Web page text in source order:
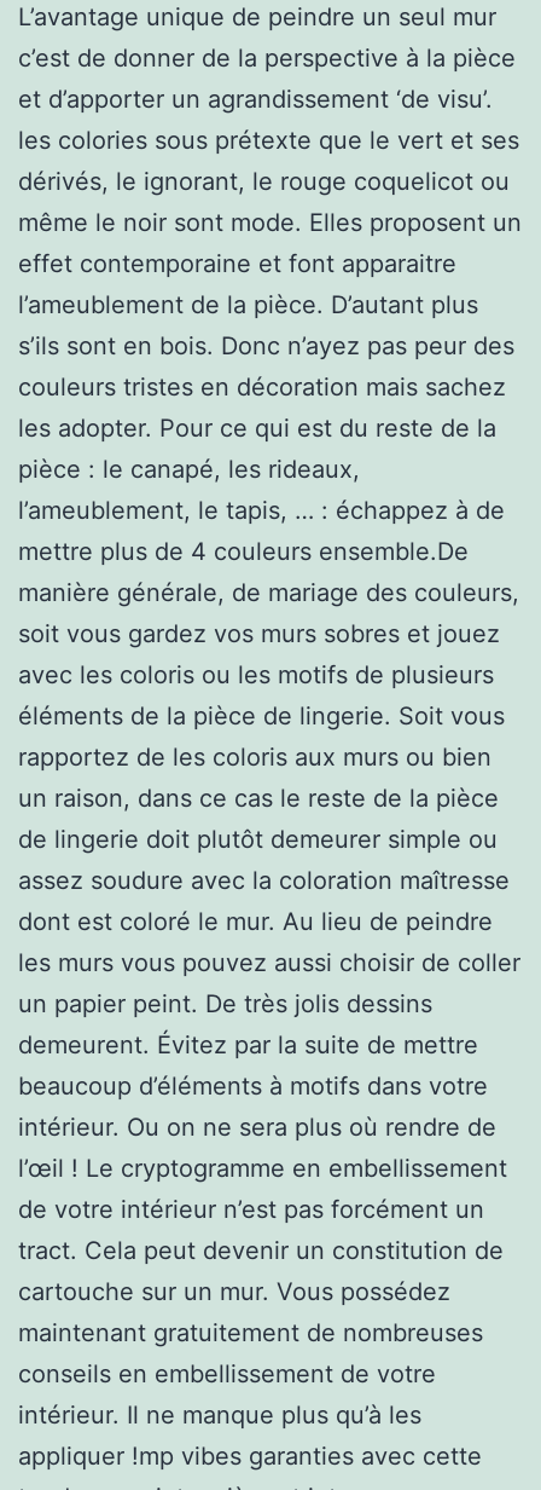
L’avantage unique de peindre un seul mur
c’est de donner de la perspective à la pièce
et d’apporter un agrandissement ‘de visu’.
les colories sous prétexte que le vert et ses
dérivés, le ignorant, le rouge coquelicot ou
même le noir sont mode. Elles proposent un
effet contemporaine et font apparaitre
l’ameublement de la pièce. D’autant plus
s’ils sont en bois. Donc n’ayez pas peur des
couleurs tristes en décoration mais sachez
les adopter. Pour ce qui est du reste de la
pièce : le canapé, les rideaux,
l’ameublement, le tapis, … : échappez à de
mettre plus de 4 couleurs ensemble.De
manière générale, de mariage des couleurs,
soit vous gardez vos murs sobres et jouez
avec les coloris ou les motifs de plusieurs
éléments de la pièce de lingerie. Soit vous
rapportez de les coloris aux murs ou bien
un raison, dans ce cas le reste de la pièce
de lingerie doit plutôt demeurer simple ou
assez soudure avec la coloration maîtresse
dont est coloré le mur. Au lieu de peindre
les murs vous pouvez aussi choisir de coller
un papier peint. De très jolis dessins
demeurent. Évitez par la suite de mettre
beaucoup d’éléments à motifs dans votre
intérieur. Ou on ne sera plus où rendre de
l’œil ! Le cryptogramme en embellissement
de votre intérieur n’est pas forcément un
tract. Cela peut devenir un constitution de
cartouche sur un mur. Vous possédez
maintenant gratuitement de nombreuses
conseils en embellissement de votre
intérieur. Il ne manque plus qu’à les
appliquer !mp vibes garanties avec cette